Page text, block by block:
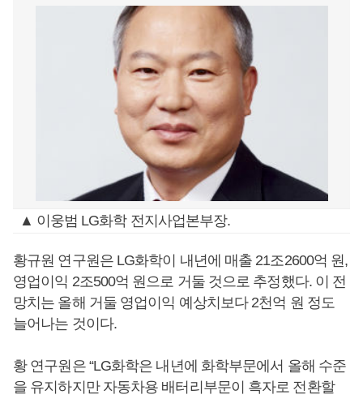
▲ 이웅범 LG화학 전지사업본부장.
황규원 연구원은 LG화학이 내년에 매출 21조2600억 원,
영업이익 2조500억 원으로 거둘 것으로 추정했다. 이 전
망치는 올해 거둘 영업이익 예상치보다 2천억 원 정도
늘어나는 것이다.
황 연구원은 “LG화학은 내년에 화학부문에서 올해 수준
을 유지하지만 자동차용 배터리부문이 흑자로 전환할